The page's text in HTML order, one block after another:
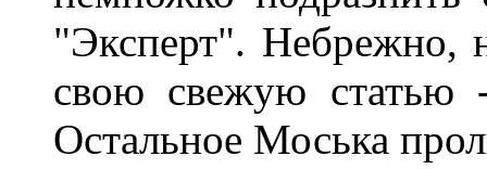
"Эксперт". Небрежно,
свою свежую статью
Остальное Моська